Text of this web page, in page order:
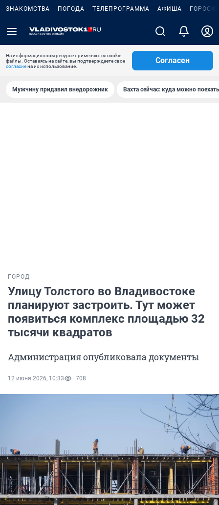
ЗНАКОМСТВА ПОГОДА ТЕЛЕПРОГРАММА АФИША
На информационном ресурсе применяются cookie-
файлы. Оставаясь на сайте, вы подтверждаете свое
согласиена их использование.
Согласен
Мужчину придавил внедорожник Вахта сейчас: куда можно
ГОРОД
Улицу Толстого во Владивостоке
планируют застроить. Тут может
появиться комплекс площадью 32
тысячи квадратов
Администрация опубликовала документы
12 июня 2026, 10:33 708